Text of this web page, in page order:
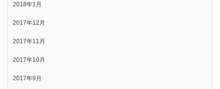
2018年1月
2017年12月
2017年11月
2017年10月
2017年9月